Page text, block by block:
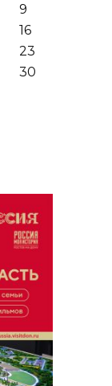
9
16
23
30